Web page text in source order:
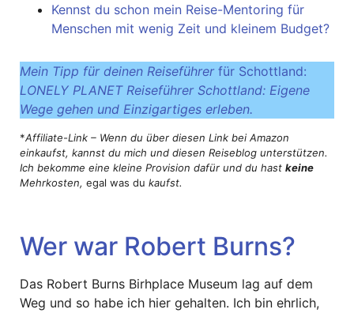
Kennst du schon mein Reise-Mentoring für
Menschen mit wenig Zeit und kleinem Budget?
Mein Tipp für deinen Reiseführerfür Schottland:
LONELY PLANET Reiseführer Schottland: Eigene
Wege gehen und Einzigartiges erleben.
*Affiliate-Link – Wenn du über diesen Link bei Amazon
einkaufst, kannst du mich und diesen Reiseblog unterstützen.
Ich bekomme eine kleine Provision dafür und du hast keine
Mehrkosten, egal was du kaufst.
Wer war Robert Burns?
Das Robert Burns Birhplace Museum lag auf dem
Weg und so habe ich hier gehalten. Ich bin ehrlich,